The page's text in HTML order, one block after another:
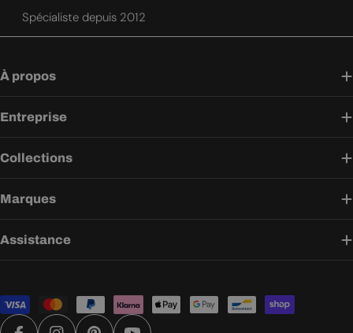
Spécialiste depuis 2012
À propos
Entreprise
Collections
Marques
Assistance
Modes
de